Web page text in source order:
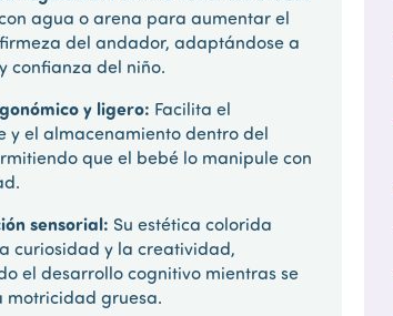
agua o arena para aumentar el
del andador, adaptándose a
confianza del niño.
y ligero: Facilita el
y el almacenamiento dentro del
que el bebé lo manipule con
sensorial: Su estética colorida
curiosidad y la creatividad,
el desarrollo cognitivo mientras se
motricidad gruesa.